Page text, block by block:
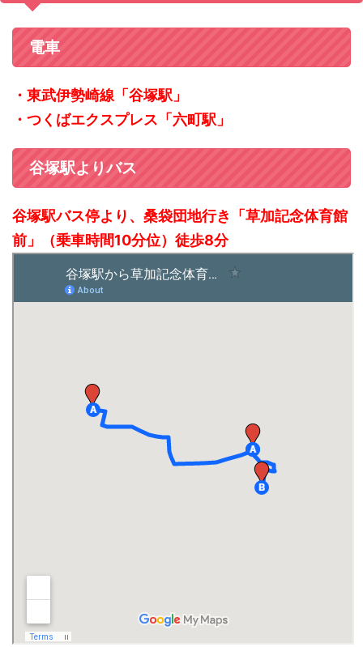
電車
・東武伊勢崎線「谷塚駅」
・つくばエクスプレス「六町駅」
谷塚駅よりバス
谷塚駅バス停より、桑袋団地行き「草加記念体育館
前」（乗車時間10分位）徒歩8分